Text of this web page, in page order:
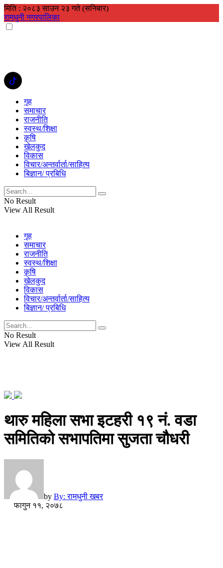
मिति : २०८३ साउन २३ गते (सनिबार)
रामधुनी नगरपालिका
गृह
समाचार
राजनीति
स्वस्थ/शिक्षा
कृषि
खेलकुद
विकास
विचार/अन्तर्वार्ता/साहित्य
बिज्ञान/ प्रबिधि
No Result
View All Result
गृह
समाचार
राजनीति
स्वस्थ/शिक्षा
कृषि
खेलकुद
विकास
विचार/अन्तर्वार्ता/साहित्य
बिज्ञान/ प्रबिधि
No Result
View All Result
थारु महिला सभा इटहरी १९ नं. वडा
समितिको सभापतिमा सुजता चौधरी
by By: रामधुनी खबर
फागुन ११, २०७८